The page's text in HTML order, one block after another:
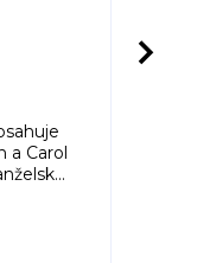
a Carol